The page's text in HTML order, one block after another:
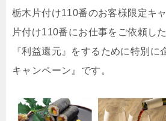
栃木片付け110番のお客様限定キ
片付け110番にお仕事をご依頼し
『利益還元』をするために特別に
キャンペーン』です。